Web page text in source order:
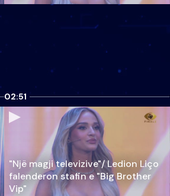
02:51
"Një magji televizive"/ Ledion Liço
falenderon stafin e "Big Brother
Vip"